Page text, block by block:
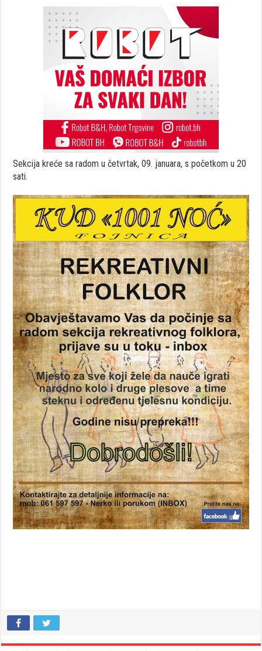
Sekcija kreće sa radom u četvrtak, 09. januara, s početkom u 20
sati.